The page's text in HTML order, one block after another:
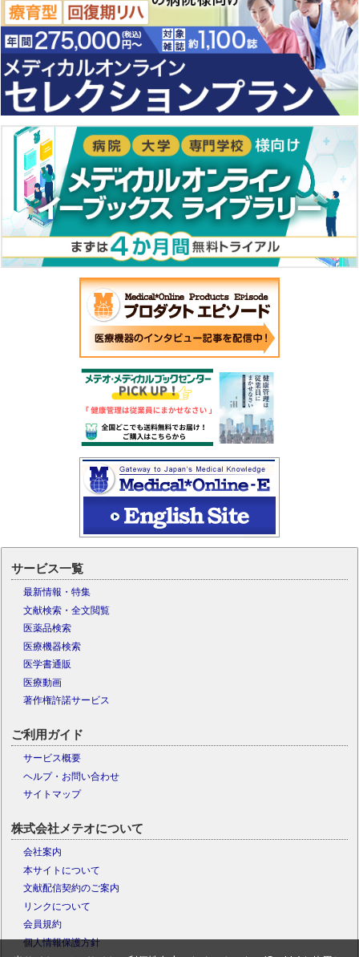
サービス一覧
最新情報・特集
文献検索・全文閲覧
医薬品検索
医療機器検索
医学書通販
医療動画
著作権許諾サービス
ご利用ガイド
サービス概要
ヘルプ・お問い合わせ
サイトマップ
株式会社メテオについて
会社案内
本サイトについて
文献配信契約のご案内
リンクについて
会員規約
個人情報保護方針